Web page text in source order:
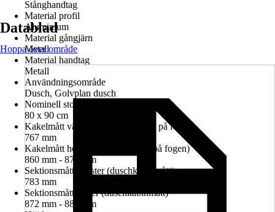
Stånghandtag
Material profil
Aluminium
Material gångjärn
Metall
Material handtag
Metall
Användningsområde
Dusch, Golvplan dusch
Nominell storlek i cm
80 x 90 cm
Kakelmått vänster (glasrutans mitt på fogen)
767 mm
Kakelmått höger (glasrutans mitt på fogen)
860 mm - 874 mm
Sektionsmått vänster (duschkabinmått)
783 mm
Sektionsmått höger (duschkabinmått)
872 mm - 886 mm
Datablad
Hoppa över område